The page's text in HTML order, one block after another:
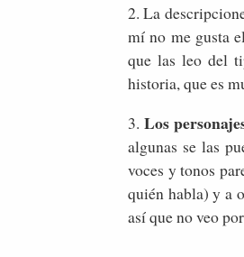
2. La
mí no me gusta
que las leo del
historia, que es
3.Los
algunas se las
voces y tonos
quién habla) y a
así que no veo